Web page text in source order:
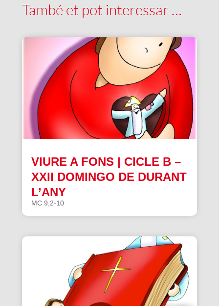
També et pot interessar …
VIURE A FONS | CICLE B –
XXII DOMINGO DE DURANT
L’ANY
MC 9,2-10